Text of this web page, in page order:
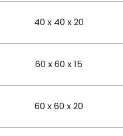
40 x 40 x 20
60 x 60 x 15
60 x 60 x 20